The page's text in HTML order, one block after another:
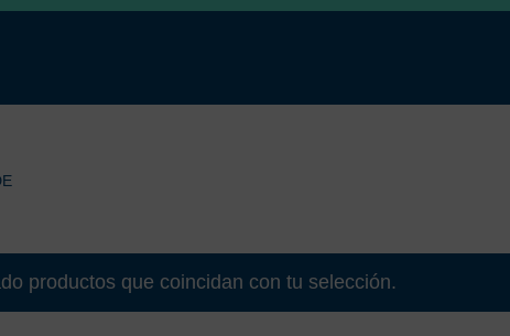
productos que coincidan con tu selección.